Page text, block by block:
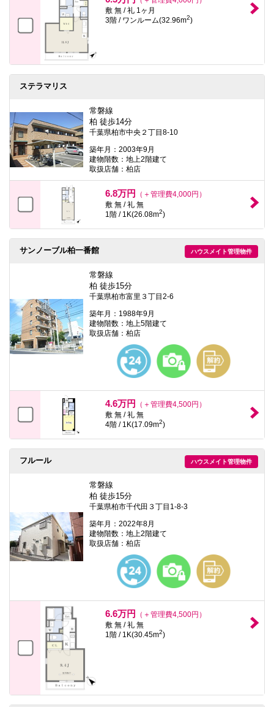
敷 無 / 礼 1ヶ月
3階 / ワンルーム(32.96m2)
ステラマリス
常磐線
柏 徒歩14分
千葉県柏市中央２丁目8-10
築年月：2003年9月
建物階数：地上2階建て
取扱店舗：柏店
6.8万円
（＋管理費4,000円）
敷 無 / 礼 無
1階 / 1K(26.08m2)
ハウスメイト管理物件
サンノーブル柏一番館
常磐線
柏 徒歩15分
千葉県柏市富里３丁目2-6
築年月：1988年9月
建物階数：地上5階建て
取扱店舗：柏店
4.6万円
（＋管理費4,500円）
敷 無 / 礼 無
4階 / 1K(17.09m2)
ハウスメイト管理物件
フルール
常磐線
柏 徒歩15分
千葉県柏市千代田３丁目1-8-3
築年月：2022年8月
建物階数：地上2階建て
取扱店舗：柏店
6.6万円
（＋管理費4,500円）
敷 無 / 礼 無
1階 / 1K(30.45m2)